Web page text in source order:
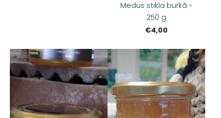
Medus stikla burkā -
250 g
€4,00